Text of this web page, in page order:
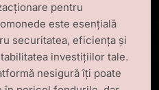
pentru
este esențială
securitatea, eficiența și
investițiilor tale.
nesigură îți poate